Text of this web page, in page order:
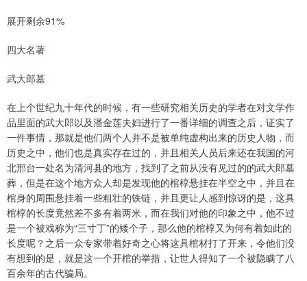
展开剩余91%
四大名著
武大郎墓
在上个世纪九十年代的时候，有一些研究相关历史的学者在对文学作
品里面的武大郎以及潘金莲夫妇进行了一番详细的调查之后，证实了
一件事情，那就是他们两个人并不是被单纯虚构出来的历史人物，而
历史之中，他们也是真实存在过的，并且相关人员后来还在我国的河
北邢台一处名为清河县的地方，找到了之前从没有见过的的武大郎墓
葬，但是在这个地方众人却是发现他的棺椁悬挂在半空之中，并且在
棺身的周围悬挂着一些粗壮的铁链，并且更让人感到惊讶的是，这具
棺椁的长度竟然差不多有着两米，而在我们对他的印象之中，他不过
是一个被戏称为“三寸丁”的矮个子，那么他的棺椁又为何有着如此的
长度呢？之后一众专家带着好奇之心将这具棺材打了开来，令他们没
有想到的是，就是这一个开棺的举措，让世人得知了一个被隐瞒了八
百余年的古代骗局。